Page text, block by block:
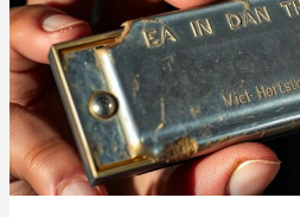
son
unique
de
l’harmonica
blues